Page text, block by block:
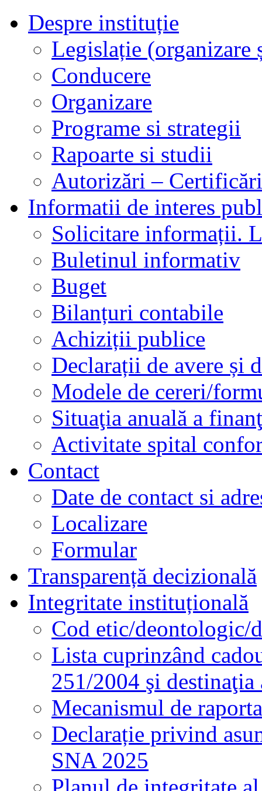
Despre instituție
Legislație
Conducere
Organizare
Programe si strategii
Rapoarte si studii
Autorizări –
Informatii de interes
Solicitare informații.
Buletinul informativ
Buget
Bilanțuri contabile
Achiziții publice
Declarații de avere și
Modele de cereri/
Situaţia anuală a
Activitate spital
Contact
Date de contact si
Localizare
Formular
Transparență decizională
Integritate instituțională
Cod etic/deontologic/
Lista cuprinzând
251/2004 şi destinaţia
Mecanismul de
Declarație privind
SNA 2025